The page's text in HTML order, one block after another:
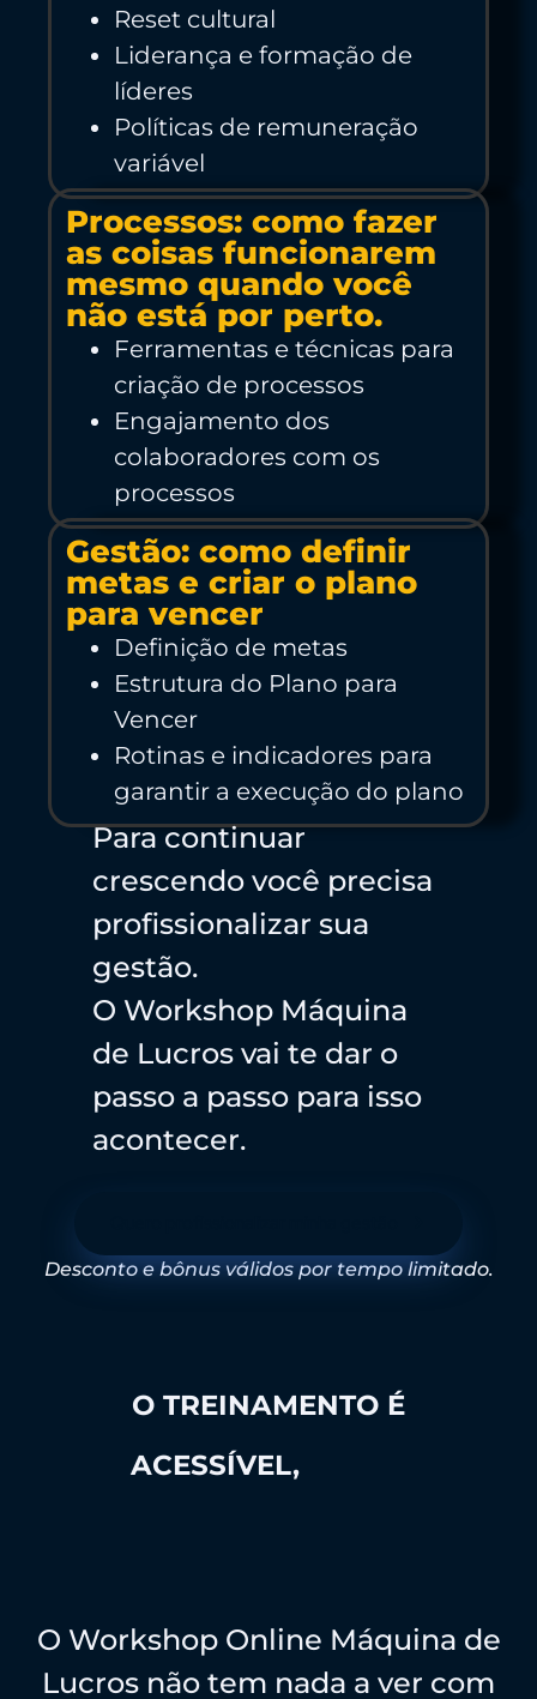
Reset cultural
Liderança e formação de
líderes
Políticas de remuneração
variável
Processos: como fazer
as coisas funcionarem
mesmo quando você
não está por perto.
Ferramentas e técnicas para
criação de processos
Engajamento dos
colaboradores com os
processos
Gestão: como definir
metas e criar o plano
para vencer
Definição de metas
Estrutura do Plano para
Vencer
Rotinas e indicadores para
garantir a execução do plano
Para continuar
crescendo você precisa
profissionalizar sua
gestão.
O Workshop Máquina
de Lucros vai te dar o
passo a passo para isso
acontecer.
Desconto e bônus válidos por tempo limitado.
O TREINAMENTO É
ACESSÍVEL,
O Workshop Online Máquina de
Lucros não tem nada a ver com